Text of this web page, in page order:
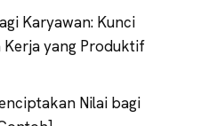
Karyawan: Kunci
Kerja yang Produktif
Nilai bagi